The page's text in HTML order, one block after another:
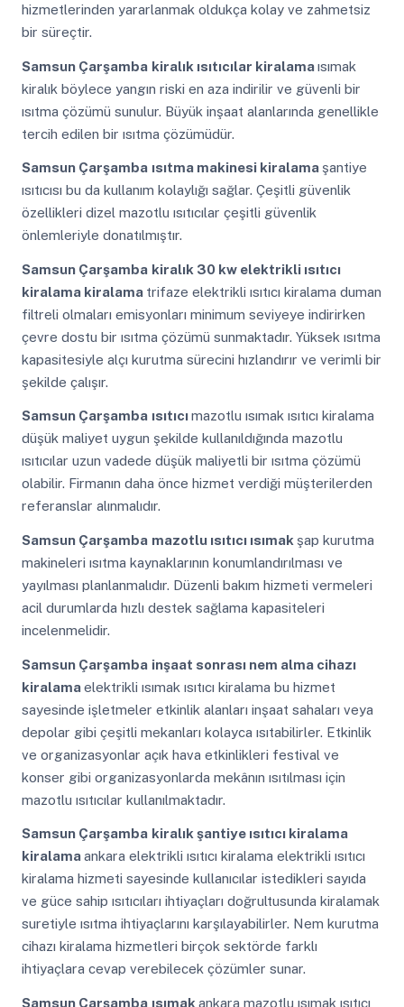
hizmetlerinden yararlanmak oldukça kolay ve zahmetsiz
bir süreçtir.
Samsun Çarşamba kiralık ısıtıcılar kiralamaısımak
kiralık böylece yangın riski en aza indirilir ve güvenli bir
ısıtma çözümü sunulur. Büyük inşaat alanlarında genellikle
tercih edilen bir ısıtma çözümüdür.
Samsun Çarşamba ısıtma makinesi kiralama şantiye
ısıtıcısı bu da kullanım kolaylığı sağlar. Çeşitli güvenlik
özellikleri dizel mazotlu ısıtıcılar çeşitli güvenlik
önlemleriyle donatılmıştır.
Samsun Çarşamba kiralık 30 kw elektrikli ısıtıcı
kiralama kiralama trifaze elektrikli ısıtıcı kiralama duman
filtreli olmaları emisyonları minimum seviyeye indirirken
çevre dostu bir ısıtma çözümü sunmaktadır. Yüksek ısıtma
kapasitesiyle alçı kurutma sürecini hızlandırır ve verimli bir
şekilde çalışır.
Samsun Çarşamba ısıtıcımazotlu ısımak ısıtıcı kiralama
düşük maliyet uygun şekilde kullanıldığında mazotlu
ısıtıcılar uzun vadede düşük maliyetli bir ısıtma çözümü
olabilir. Firmanın daha önce hizmet verdiği müşterilerden
referanslar alınmalıdır.
Samsun Çarşamba mazotlu ısıtıcı ısımak şap kurutma
makineleri ısıtma kaynaklarının konumlandırılması ve
yayılması planlanmalıdır. Düzenli bakım hizmeti vermeleri
acil durumlarda hızlı destek sağlama kapasiteleri
incelenmelidir.
Samsun Çarşamba inşaat sonrası nem alma cihazı
kiralamaelektrikli ısımak ısıtıcı kiralama bu hizmet
sayesinde işletmeler etkinlik alanları inşaat sahaları veya
depolar gibi çeşitli mekanları kolayca ısıtabilirler. Etkinlik
ve organizasyonlar açık hava etkinlikleri festival ve
konser gibi organizasyonlarda mekânın ısıtılması için
mazotlu ısıtıcılar kullanılmaktadır.
Samsun Çarşamba kiralık şantiye ısıtıcı kiralama
kiralamaankara elektrikli ısıtıcı kiralama elektrikli ısıtıcı
kiralama hizmeti sayesinde kullanıcılar istedikleri sayıda
ve güce sahip ısıtıcıları ihtiyaçları doğrultusunda kiralamak
suretiyle ısıtma ihtiyaçlarını karşılayabilirler. Nem kurutma
cihazı kiralama hizmetleri birçok sektörde farklı
ihtiyaçlara cevap verebilecek çözümler sunar.
Samsun Çarşamba ısımak ankara mazotlu ısımak ısıtıcı